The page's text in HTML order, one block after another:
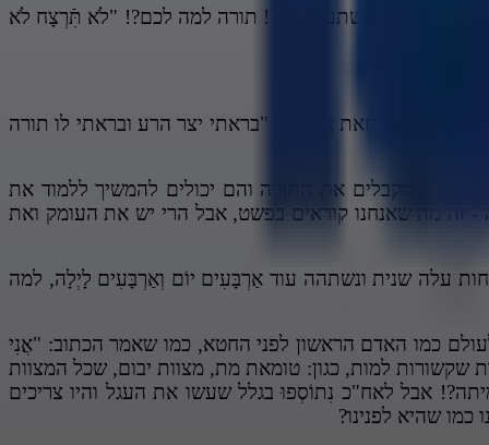
לפרעה השתעבדתם?! תורה למה לכם?! "לֹא תִּֿרְצָח לֹא
לפי הטענה הזאת אדרבא! "בראתי יצר הרע ובראתי לו תורה
ישראל מקבלים את התורה והם יכולים להמשיך ללמוד את
- זה מה שאנחנו קוראים בפשט, אבל הרי יש את העומק ואת
עלה שנית ונשתהה עוד אַרְבָּעִים יוֹם וְאַרְבָּעִים לָיְלָה, למה
כמו האדם הראשון לפני החטא, כמו שאמר הכתוב: "אֲ‍נִי
שקשורות למות, כגון: טומאת מת, מצוות יבום, שכל המצוות
אבל לאח"כ נִתוֹסְפוּ בגלל שעשו את העגל והיו צריכים
שהיא לפנינו?